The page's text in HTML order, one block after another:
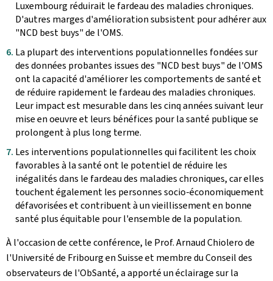
Luxembourg réduirait le fardeau des maladies chroniques.
D'autres marges d'amélioration subsistent pour adhérer aux
"NCD best buys" de l'OMS.
La plupart des interventions populationnelles fondées sur
des données probantes issues des "NCD best buys" de l'OMS
ont la capacité d'améliorer les comportements de santé et
de réduire rapidement le fardeau des maladies chroniques.
Leur impact est mesurable dans les cinq années suivant leur
mise en oeuvre et leurs bénéfices pour la santé publique se
prolongent à plus long terme.
Les interventions populationnelles qui facilitent les choix
favorables à la santé ont le potentiel de réduire les
inégalités dans le fardeau des maladies chroniques, car elles
touchent également les personnes socio-économiquement
défavorisées et contribuent à un vieillissement en bonne
santé plus équitable pour l'ensemble de la population.
À l'occasion de cette conférence, le Prof. Arnaud Chiolero de
l'Université de Fribourg en Suisse et membre du Conseil des
observateurs de l'ObSanté, a apporté un éclairage sur la